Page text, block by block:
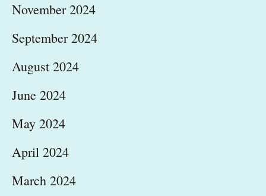
November 2024
September 2024
August 2024
June 2024
May 2024
April 2024
March 2024